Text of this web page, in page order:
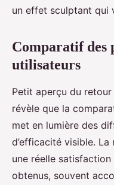
un effet sculptant qui
Comparatif des
utilisateurs
Petit aperçu du retour
révèle que la
met en lumière des
d’efficacité visible.
une réelle
obtenus, souvent